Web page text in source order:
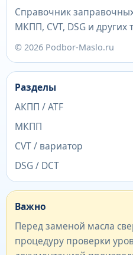
Справочник
МКПП, CVT, DSG и других
© 2026 Podbor-Maslo.ru
Разделы
АКПП / ATF
МКПП
CVT / вариатор
DSG / DCT
Важно
Перед заменой масла
процедуру проверки